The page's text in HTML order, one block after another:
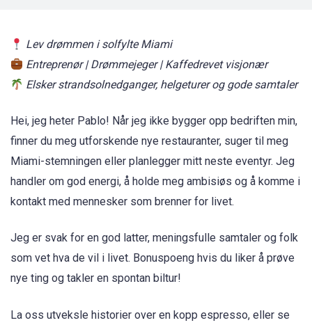
Lev drømmen i solfylte Miami
Entreprenør | Drømmejeger | Kaffedrevet visjonær
Elsker strandsolnedganger, helgeturer og gode samtaler
Hei, jeg heter Pablo! Når jeg ikke bygger opp bedriften min,
finner du meg utforskende nye restauranter, suger til meg
Miami-stemningen eller planlegger mitt neste eventyr. Jeg
handler om god energi, å holde meg ambisiøs og å komme i
kontakt med mennesker som brenner for livet.
Jeg er svak for en god latter, meningsfulle samtaler og folk
som vet hva de vil i livet. Bonuspoeng hvis du liker å prøve
nye ting og takler en spontan biltur!
La oss utveksle historier over en kopp espresso, eller se